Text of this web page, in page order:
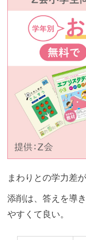
まわりとの学力差
添削は、答えを導
やすくて良い。